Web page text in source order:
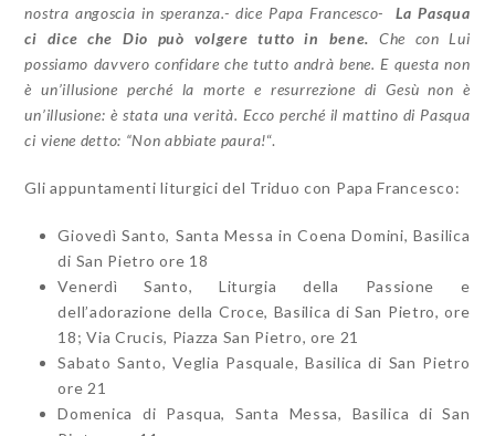
nostra angoscia in speranza.- dice Papa Francesco-
La Pasqua
ci dice che Dio può volgere tutto in bene. Che con Lui
possiamo davvero confidare che tutto andrà bene. E questa non
è un’illusione perché la morte e resurrezione di Gesù non è
un’illusione: è stata una verità. Ecco perché il mattino di Pasqua
ci viene detto: “Non abbiate paura!“.
Gli appuntamenti liturgici del Triduo con Papa Francesco:
Giovedì Santo, Santa Messa in Coena Domini, Basilica
di San Pietro ore 18
Venerdì Santo, Liturgia della Passione e
dell’adorazione della Croce, Basilica di San Pietro, ore
18; Via Crucis, Piazza San Pietro, ore 21
Sabato Santo, Veglia Pasquale, Basilica di San Pietro
ore 21
Domenica di Pasqua, Santa Messa, Basilica di San